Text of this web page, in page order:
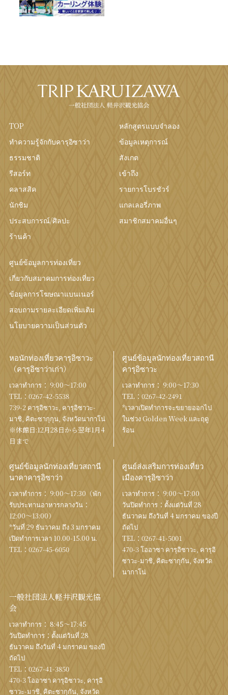
TOP
ทำความรู้จักกับคารุอิซาว่า
ธรรมชาติ
รีสอร์ท
คลาสสิค
นักชิม
ประสบการณ์/ศิลปะ
ร้านค้า
หลักสูตรแบบจำลอง
ข้อมูลเหตุการณ์
สังเกต
เข้าถึง
รายการโบรชัวร์
แกลเลอรี่ภาพ
สมาชิกสมาคมอื่นๆ
ศูนย์ข้อมูลการท่องเที่ยว
เกี่ยวกับสมาคมการท่องเที่ยว
ข้อมูลการโฆษณาแบนเนอร์
สอบถามรายละเอียดเพิ่มเติม
นโยบายความเป็นส่วนตัว
หอนักท่องเที่ยวคารุอิซาวะ
（คารุอิซาว่าเก่า）
เวลาทำการ： 9:00〜17:00
TEL： 0267-42-5538
739-2 คารุอิซาวะ, คารุอิซาวะ-
มาชิ, คิตะซากุกุน, จังหวัดนากาโน่
※休館日:12月28日から翌年1月4
日まで
ศูนย์ข้อมูลนักท่องเที่ยวสถานี
คารุอิซาวะ
เวลาทำการ： 9:00〜17:30
TEL： 0267-42-2491
*เวลาเปิดทำการจะขยายออกไป
ในช่วง Golden Week และฤดู
ร้อน
ศูนย์ข้อมูลนักท่องเที่ยวสถานี
นาคาคารุอิซาว่า
เวลาทำการ： 9:00〜17:30（พัก
รับประทานอาหารกลางวัน：
12:00〜13:00）
*วันที่ 29 ธันวาคม ถึง 3 มกราคม
เปิดทำการเวลา 10.00-15.00 น.
TEL： 0267-45-6050
ศูนย์ส่งเสริมการท่องเที่ยว
เมืองคารุอิซาว่า
เวลาทำการ： 9:00〜17:00
วันปิดทำการ：ตั้งแต่วันที่ 28
ธันวาคม ถึงวันที่ 4 มกราคม ของปี
ถัดไป
TEL： 0267-41-5001
470-3 โออาซา คารุอิซาวะ, คารุอิ
ซาวะ-มาชิ, คิตะซากุกัน, จังหวัด
นากาโน่
一般社団法人軽井沢観光協
会
เวลาทำการ： 8:45～17:45
วันปิดทำการ：ตั้งแต่วันที่ 28
ธันวาคม ถึงวันที่ 4 มกราคม ของปี
ถัดไป
TEL： 0267-41-3850
470-3 โออาซา คารุอิซาวะ, คารุอิ
ซาวะ-มาชิ, คิตะซากุกัน, จังหวัด